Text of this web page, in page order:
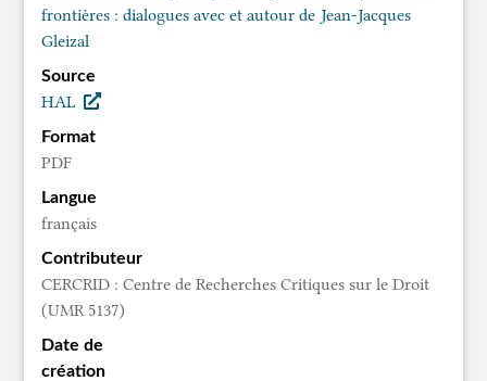
frontières : dialogues avec et autour de Jean-Jacques
Gleizal
Source
HAL
Format
PDF
Langue
français
Contributeur
CERCRID : Centre de Recherches Critiques sur le Droit
(UMR 5137)
Date de
création